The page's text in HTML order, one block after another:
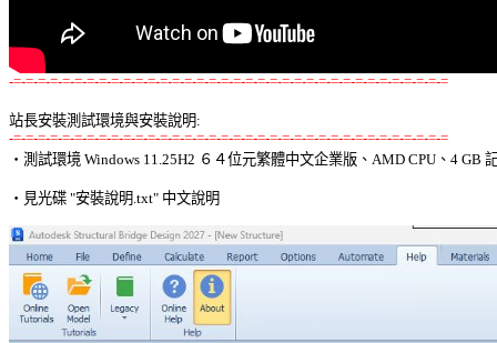
-=-=-=-=-=-=-=-=-=-=-=-=-=-=-=-=-=-=-=-=-=-=-=-=-=-=-=-=-=-=-=-=-=-=-=-=
站長安裝測試環境與安裝說明:
-=-=-=-=-=-=-=-=-=-=-=-=-=-=-=-=-=-=-=-=-=-=-=-=-=-=-=-=-=-=-=-=-=-=-=-=
‧測試環境 Windows 11.25H2 ６４位元繁體中文企業版、AMD CPU、4 GB
‧見光碟 "安裝說明.txt" 中文說明